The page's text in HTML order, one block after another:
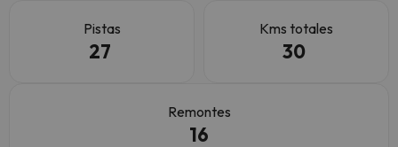
Pistas
27
Kms totales
30
Remontes
16